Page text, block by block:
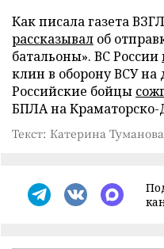
Как писала газета
рассказывал об
батальоны». ВС России
клин в оборону ВСУ на
Российские бойцы
БПЛА на
Текст: Катерина Туманова